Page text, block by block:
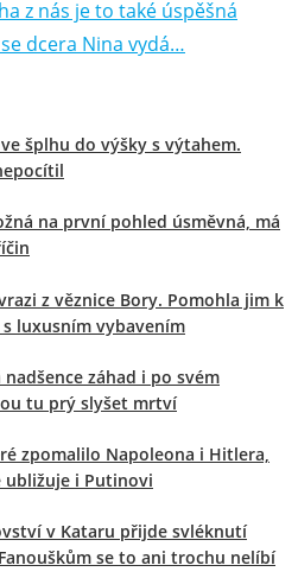
z nás je to také úspěšná
dcera Nina vydá…
šplhu do výšky s výtahem.
na první pohled úsměvná, má
z věznice Bory. Pomohla jim k
luxusním vybavením
záhad i po svém
tu prý slyšet mrtví
zpomalilo Napoleona i Hitlera,
ubližuje i Putinovi
v Kataru přijde svléknutí
se to ani trochu nelíbí